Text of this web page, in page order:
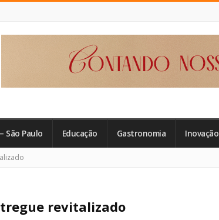
São Paulo Educação Gastronomia Inovação
revitalizado